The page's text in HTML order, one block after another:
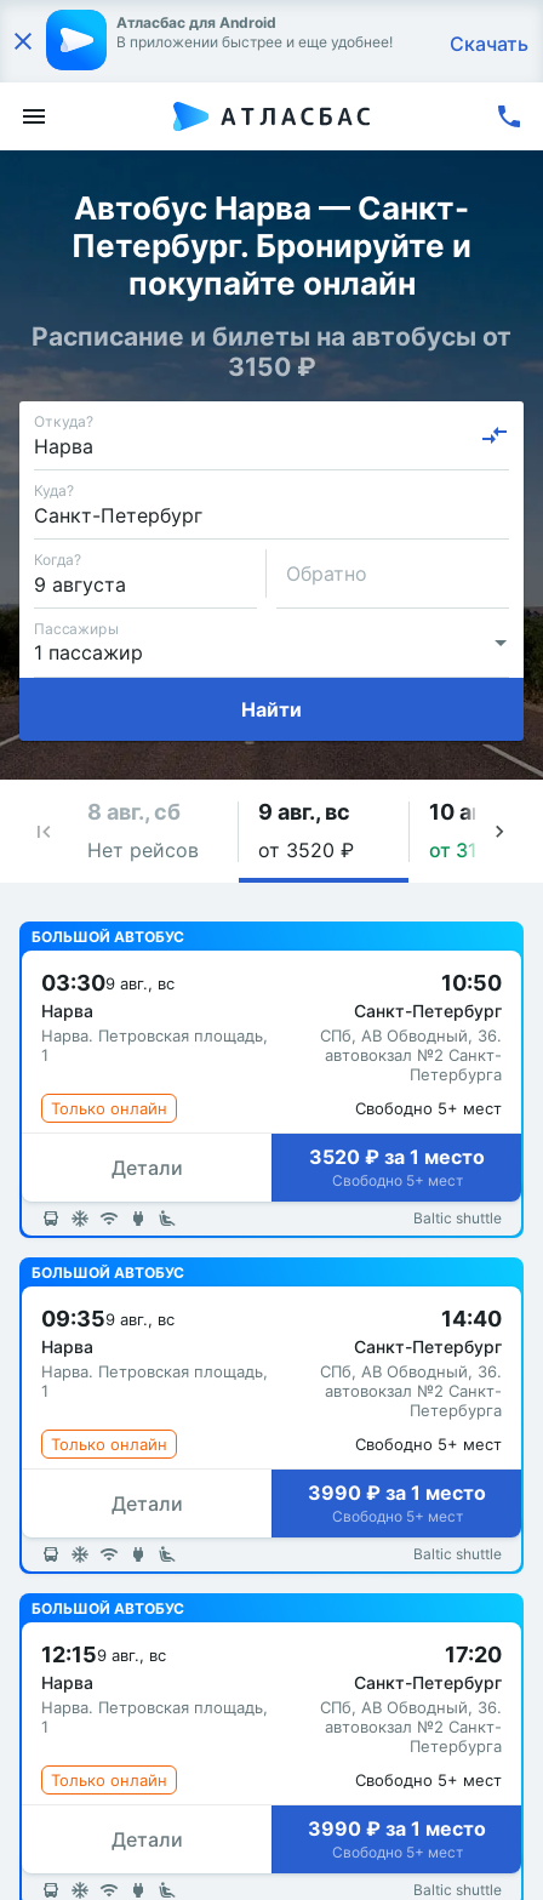
Атласбас для Android
В приложении быстрее и еще удобнее!
Скачать
Автобус Нарва — Санкт-
Петербург. Бронируйте и
покупайте онлайн
Расписание и билеты на автобусы от
3150 ₽
Откуда?
Куда?
Когда?
Обратно
Пассажиры
Найти
8 авг., сб
Нет рейсов
9 авг., вс
от 3520 ₽
10 авг., пн
от 3150 ₽
БОЛЬШОЙ АВТОБУС
03:309 авг., вс
Нарва
Нарва. Петровская площадь,
1
10:50
Санкт-Петербург
СПб, АВ Обводный, 36.
автовокзал №2 Санкт-
Петербурга
Только онлайн
Свободно 5+ мест
Детали 3520 ₽ за 1 место
Свободно 5+ мест
Baltic shuttle
БОЛЬШОЙ АВТОБУС
09:359 авг., вс
Нарва
Нарва. Петровская площадь,
1
14:40
Санкт-Петербург
СПб, АВ Обводный, 36.
автовокзал №2 Санкт-
Петербурга
Только онлайн
Свободно 5+ мест
Детали 3990 ₽ за 1 место
Свободно 5+ мест
Baltic shuttle
БОЛЬШОЙ АВТОБУС
12:159 авг., вс
Нарва
Нарва. Петровская площадь,
1
17:20
Санкт-Петербург
СПб, АВ Обводный, 36.
автовокзал №2 Санкт-
Петербурга
Только онлайн
Свободно 5+ мест
Детали 3990 ₽ за 1 место
Свободно 5+ мест
Baltic shuttle